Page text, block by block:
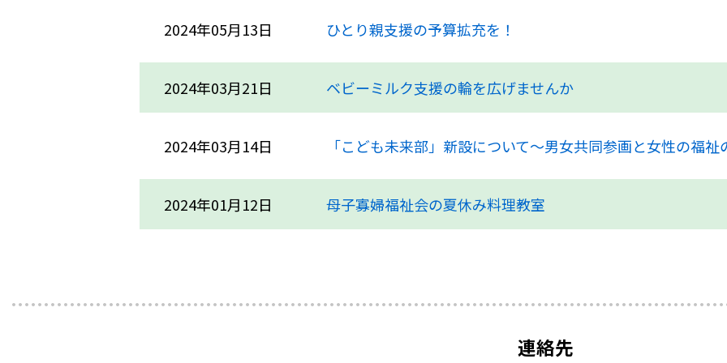
2024年05月13日 ひとり親支援の予算拡充を！
2024年03月21日 ベビーミルク支援の輪を広げませんか
2024年03月14日 「こども未来部」新設について～男女共同参画と女性の福祉
2024年01月12日 母子寡婦福祉会の夏休み料理教室
連絡先